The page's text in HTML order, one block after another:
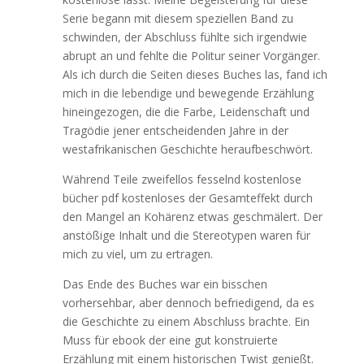
Serie begann mit diesem speziellen Band zu
schwinden, der Abschluss fühlte sich irgendwie
abrupt an und fehlte die Politur seiner Vorgänger.
Als ich durch die Seiten dieses Buches las, fand ich
mich in die lebendige und bewegende Erzählung
hineingezogen, die die Farbe, Leidenschaft und
Tragödie jener entscheidenden Jahre in der
westafrikanischen Geschichte heraufbeschwört.
Während Teile zweifellos fesselnd kostenlose
bücher pdf kostenloses der Gesamteffekt durch
den Mangel an Kohärenz etwas geschmälert. Der
anstößige Inhalt und die Stereotypen waren für
mich zu viel, um zu ertragen.
Das Ende des Buches war ein bisschen
vorhersehbar, aber dennoch befriedigend, da es
die Geschichte zu einem Abschluss brachte. Ein
Muss für ebook der eine gut konstruierte
Erzählung mit einem historischen Twist genießt.